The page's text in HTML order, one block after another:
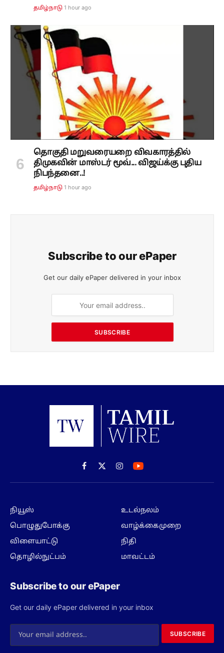
தமிழ்நாடு 1 hour ago
தொகுதி மறுவரையறை விவகாரத்தில்
திமுகவின் மாஸ்டர் மூவ்... விஜய்க்கு புதிய
நிபந்தனை..!
தமிழ்நாடு 1 hour ago
Subscribe to our ePaper
Get our daily ePaper delivered in your inbox
SUBSCRIBE
Facebook
X
(Twitter)
Instagram
நியூஸ்
பொழுதுபோக்கு
விளையாட்டு
தொழில்நுட்பம்
உடல்நலம்
வாழ்க்கைமுறை
நிதி
மாவட்டம்
Subscribe to our ePaper
Get our daily ePaper delivered in your inbox
SUBSCRIBE